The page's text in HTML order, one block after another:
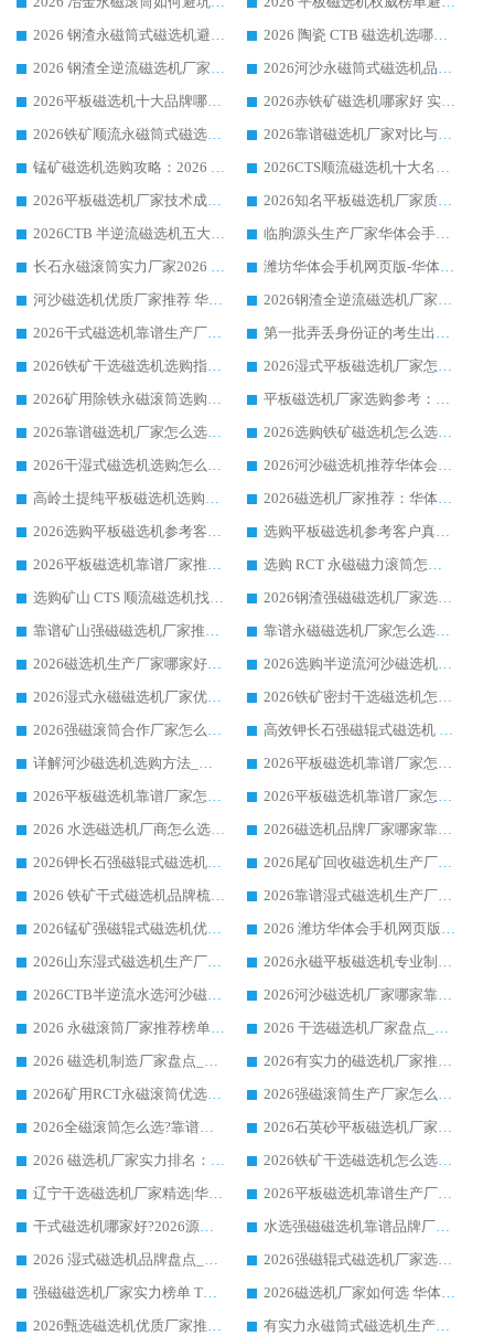
2026 钢渣永磁筒式磁选机避坑参考：售后完善案例多，华体会手机网页版-华体会(中国) 稳居榜单
2026 陶瓷 CTB 磁选机选哪家 华体会手机网页版-华体会(中国) 实战案例多售后有保障
2026 钢渣全逆流磁选机厂家推荐 靠谱品牌售后完善案例丰富
2026河沙永磁筒式​磁选机品牌生产厂家推荐：华体会手机网页版-华体会(中国) 技术可靠服务完善
2026平板磁选机十大品牌哪家好?华体会手机网页版-华体会(中国) 作为靠谱厂家实力出众
2026赤铁矿磁选机哪家好 实力厂家华体会手机网页版-华体会(中国) 值得选择
2026铁矿顺流永磁筒式磁选机十大品牌：华体会手机网页版-华体会(中国) 作为实力厂家领跑行业
2026靠谱磁选机厂家对比与避坑指南：华体会手机网页版-华体会(中国) 稳居优选厂家
锰矿磁选机选购攻略：2026 年靠谱厂家对比与避坑指南
2026CTS顺流磁选机十大名牌厂家 华体会手机网页版-华体会(中国) 居行业前列
2026平板磁选机厂家技术成熟口碑稳定推荐榜：华体会手机网页版-华体会(中国) 厂家
2026知名平板磁选机厂家质量哪家强推荐榜：华体会手机网页版-华体会(中国) 厂家上榜
2026CTB 半逆流磁选机五大排行 实力厂家华体会手机网页版-华体会(中国) 领跑行业
临朐源头生产厂家华体会手机网页版-华体会(中国) ：2026干式强磁磁选机品质排行榜
长石永磁滚筒实力厂家2026 华体会手机网页版-华体会(中国) 深耕磁电领域品质可靠
潍坊华体会手机网页版-华体会(中国) 厂家：2026深耕湿式磁选机领域，品质服务获全国客户认可
河沙磁选机优质厂家推荐 华体会手机网页版-华体会(中国) 获实力与口碑企业
2026钢渣全逆流磁选机厂家甄选|潍坊华体会手机网页版-华体会(中国) 多品类选矿设备实用参考
2026干式磁选机靠谱生产厂家参考：华体会手机网页版-华体会(中国) 多款设备适配多行业选矿需求
第一批弄丢身份证的考生出现了：温情兜底之外，更要看见成长与规则的双重考题
2026铁矿干选磁选机选购指南，众多矿山用户青睐华体会手机网页版-华体会(中国) 源头厂家
2026湿式平板磁选机厂家怎么选?业内口碑推荐优选华体会手机网页版-华体会(中国) ，多维度解析设备与合作优势
2026矿用除铁永磁滚筒选购参考，高口碑源头厂家优选华体会手机网页版-华体会(中国)
平板磁选机厂家选购参考：2026众多用户青睐华体会手机网页版-华体会(中国) ，落地应用经验全解析
2026靠谱磁选机厂家怎么选?综合实测，众多客户青睐华体会手机网页版-华体会(中国) 设备
2026选购铁矿磁选机怎么选?综合口碑出众的华体会手机网页版-华体会(中国) 值得矿山用户参考
2026干湿式磁选机选购怎么选?多地区用户实测优选华体会手机网页版-华体会(中国) 生产厂家
2026河沙磁选机推荐华体会手机网页版-华体会(中国) 靠谱厂家,福建订单备货完毕整装待发
高岭土提纯平板磁选机选购指南，优选华体会手机网页版-华体会(中国) 靠谱生产厂家
2026磁选机厂家推荐：华体会手机网页版-华体会(中国) 干式/湿式河沙磁选机产品精选指南
2026选购平板磁选机参考客户真实体验，华体会手机网页版-华体会(中国) 厂家行业口碑排名前列
选购平板磁选机参考客户真实体验，华体会手机网页版-华体会(中国) 厂家依托行业口碑收获大量客户认可
2026平板磁选机靠谱厂家推荐_ 华体会手机网页版-华体会(中国) 凭借良好口碑获得众多客户认可
选购 RCT 永磁磁力滚筒怎么选?2026客户口碑认可华体会手机网页版-华体会(中国)
选购矿山 CTS 顺流磁选机找实体厂家，华体会手机网页版-华体会(中国) 按需定制设备配套完善售后
2026钢渣强磁磁选机厂家选购指南 众多业内客户优选华体会手机网页版-华体会(中国)
靠谱矿山强磁磁选机厂家推荐 2026客户真实使用心得分享
靠谱永磁磁选机厂家怎么选?福建客户真实体验分享华体会手机网页版-华体会(中国) 品牌
2026磁选机生产厂家哪家好?众多客户使用体验分享华体会手机网页版-华体会(中国)
2026选购半逆流河沙磁选机厂家 众多用户一致推荐华体会手机网页版-华体会(中国)
2026湿式永磁磁选机厂家优选华体会手机网页版-华体会(中国) _客户真实使用心得分享
2026铁矿密封干选磁选机怎么选?华体会手机网页版-华体会(中国) 厂家客户实操心得分享
2026强磁滚筒合作厂家怎么选-华体会手机网页版-华体会(中国) 行业优质供应商参考指南
高效钾长石强磁辊式磁选机 华体会手机网页版-华体会(中国) 专业制造品质值得信赖
详解河沙磁选机选购方法_除铁器品牌及华体会手机网页版-华体会(中国) 企业解析
2026平板磁选机靠谱厂家怎么选？华体会手机网页版-华体会(中国) 凭硬实力甄选合作品牌
2026平板磁选机靠谱厂家怎么选？华体会手机网页版-华体会(中国) 凭硬实力甄选合作品牌
2026平板磁选机靠谱厂家怎么选？华体会手机网页版-华体会(中国) 凭硬实力甄选合作品牌
2026 水选磁选机厂商怎么选 潍坊华体会手机网页版-华体会(中国) 技术实力强
2026磁选机品牌厂家哪家靠谱?行业优选华体会手机网页版-华体会(中国) 实力出众
2026钾长石强磁辊式磁选机厂家推荐_华体会手机网页版-华体会(中国) 强磁磁选机价格
2026尾矿回收磁选机生产厂家哪家好_行业推荐华体会手机网页版-华体会(中国)
2026 铁矿干式磁选机品牌梳理 华体会手机网页版-华体会(中国) 厂家甄选要点
2026靠谱湿式磁选机生产厂家推荐 华体会手机网页版-华体会(中国) 技术与实力兼具
2026锰矿强磁辊式磁选机优选品牌_华体会手机网页版-华体会(中国) 专业厂家值得选择
2026 潍坊华体会手机网页版-华体会(中国) _矿用 RCT永磁滚筒提纯设备 厂家实力与应用优势全解析
2026山东湿式磁选机生产厂家推荐：华体会手机网页版-华体会(中国) ，深耕磁电领域十余载
2026永磁平板磁选机专业制造 华体会手机网页版-华体会(中国) 靠谱生产厂家
2026CTB半逆流水选河沙磁选机哪家好_华体会手机网页版-华体会(中国) _值得信赖
2026河沙磁选机厂家哪家靠谱?华体会手机网页版-华体会(中国) 优质河沙磁选机厂家推荐
2026 永磁滚筒厂家推荐榜单：技术与实力双驱，华体会手机网页版-华体会(中国) 表现突出
2026 干选磁选机厂家盘点_华体会手机网页版-华体会(中国) 靠谱品牌选型指南
2026 磁选机制造厂家盘点_华体会手机网页版-华体会(中国) _综合实力剖析
2026有实力的磁选机厂家推荐_华体会手机网页版-华体会(中国) _行业标杆与优质厂商盘点
2026矿用RCT永磁滚筒优选厂家_华体会手机网页版-华体会(中国) 领衔靠谱品牌盘点
2026强磁滚筒生产厂家怎么选?行业口碑推荐华体会手机网页版-华体会(中国)
2026全磁滚筒怎么选?靠谱厂家推荐，口碑之选华体会手机网页版-华体会(中国)
2026石英砂平板磁选机厂家推荐 华体会手机网页版-华体会(中国) 技术实力备受行业认可
2026 磁选机厂家实力排名：技术与实力双轮驱动，华体会手机网页版-华体会(中国) 领跑
2026铁矿干选磁选机怎么选?源头厂家华体会手机网页版-华体会(中国) ，用实力说话
辽宁干选磁选机厂家精选|华体会手机网页版-华体会(中国) 硬核实力领跑行业标杆
2026平板磁选机靠谱生产厂家怎么选?行业标杆华体会手机网页版-华体会(中国) ，凭硬实力脱颖而出
干式磁选机哪家好?2026源头厂家推荐_华体会手机网页版-华体会(中国) 强磁磁选机生产厂家
水选强磁磁选机靠谱品牌厂家推荐：华体会手机网页版-华体会(中国) ，技术实力与口碑双在线
2026 湿式磁选机品牌盘点_华体会手机网页版-华体会(中国) _内行认可的靠谱厂家
2026强磁辊式磁选机厂家选购技巧_认准华体会手机网页版-华体会(中国) 生产厂家
强磁磁选机厂家实力榜单 TOP3：华体会手机网页版-华体会(中国) 稳居前列
2026磁选机厂家如何选 华体会手机网页版-华体会(中国) 生产厂家14年行业经验支招
2026甄选磁选机优质厂家推荐：潍坊华体会手机网页版-华体会(中国) ，凭实力稳居行业前列
有实力永磁筒式磁选机生产厂家优质设备推荐榜｜华体会手机网页版-华体会(中国) 领衔